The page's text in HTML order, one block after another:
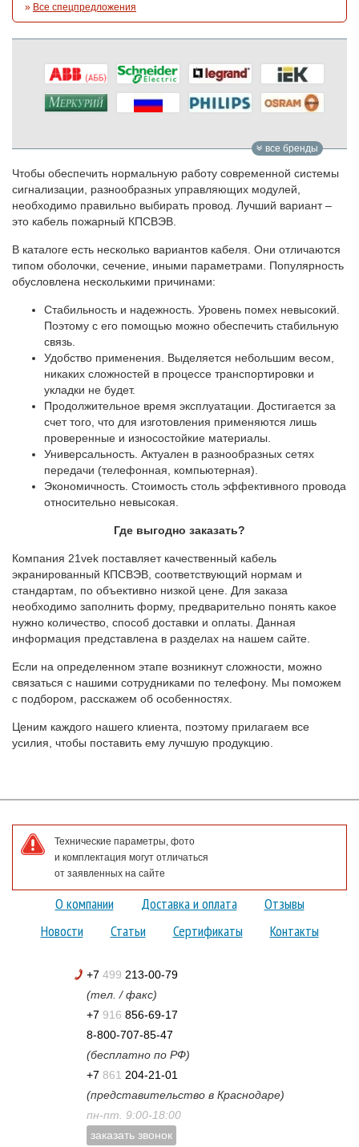
» Все спецпредложения
все бренды
Чтобы обеспечить нормальную работу современной системы
сигнализации, разнообразных управляющих модулей,
необходимо правильно выбирать провод. Лучший вариант –
это кабель пожарный КПСВЭВ.
В каталоге есть несколько вариантов кабеля. Они отличаются
типом оболочки, сечение, иными параметрами. Популярность
обусловлена несколькими причинами:
Стабильность и надежность. Уровень помех невысокий.
Поэтому с его помощью можно обеспечить стабильную
связь.
Удобство применения. Выделяется небольшим весом,
никаких сложностей в процессе транспортировки и
укладки не будет.
Продолжительное время эксплуатации. Достигается за
счет того, что для изготовления применяются лишь
проверенные и износостойкие материалы.
Универсальность. Актуален в разнообразных сетях
передачи (телефонная, компьютерная).
Экономичность. Стоимость столь эффективного провода
относительно невысокая.
Где выгодно заказать?
Компания 21vek поставляет качественный кабель
экранированный КПСВЭВ, соответствующий нормам и
стандартам, по объективно низкой цене. Для заказа
необходимо заполнить форму, предварительно понять какое
нужно количество, способ доставки и оплаты. Данная
информация представлена в разделах на нашем сайте.
Если на определенном этапе возникнут сложности, можно
связаться с нашими сотрудниками по телефону. Мы поможем
с подбором, расскажем об особенностях.
Ценим каждого нашего клиента, поэтому прилагаем все
усилия, чтобы поставить ему лучшую продукцию.
Технические параметры, фото
и комплектация могут отличаться
от заявленных на сайте
О компании Доставка и оплата
Отзывы
Новости
Статьи Сертификаты Контакты
+7 499 213-00-79
(тел. / факс)
+7 916 856-69-17
8-800-707-85-47
(бесплатно по РФ)
+7 861 204-21-01
(представительство в Краснодаре)
пн-пт. 9:00-18:00
заказать звонок